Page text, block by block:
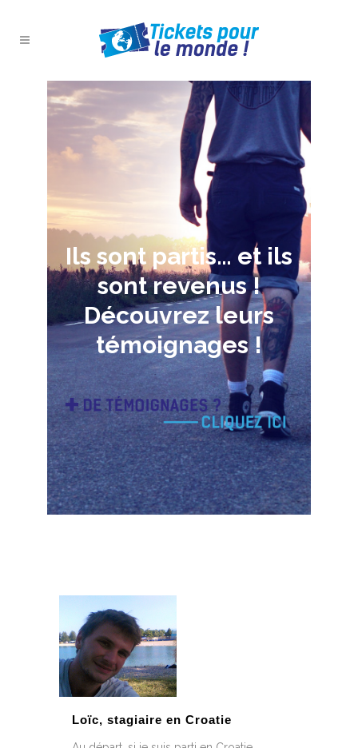
Ils sont partis… et ils
sont revenus !
Découvrez leurs
témoignages !
Loïc, stagiaire en Croatie